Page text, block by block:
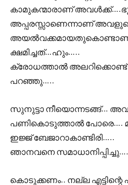
കാമുകന്മാരാണ്
അപ്പരസ്സാണെന്നാണ് അവളുടെ
ക്ഷമിച്ചത്…ഹും…..
ക്രോധത്താൽ
പറഞ്ഞു…..
സുനുട്ടാ നീയൊന്നടങ്ങ്…
പണികൊടുത്താൽ പോരെ….
ഇജ്ജ് ബേജാറാകാണ്ടിരി…..
ഞാനവനെ സമാധാനിപ്പിച്ചു….
കൊടുക്കണം.. നല്ല എട്ടിന്റെ